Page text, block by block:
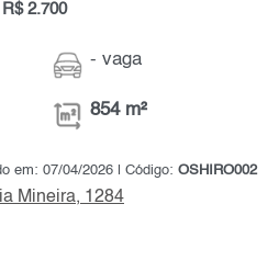
R$ 2.700
- vaga
854 m²
em: 07/04/2026 | Código: OSHIRO002
Mineira, 1284